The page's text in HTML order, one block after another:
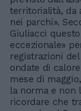
territorialità, da
nei parchi».
Giuliacci
eccezionale»
registrazioni
ondate di
mese di
la norma e non
ricordare che